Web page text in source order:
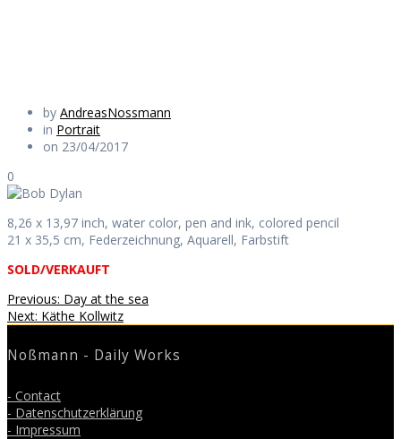
by AndreasNossmann
in Portrait
on 23/04/2017
0
8,26 x 13,97 inch, water color, pen and ink, colored pencil
21 x 35,5 cm, Federzeichnung, Aquarell, Farbstift
SOLD/VERKAUFT
Beitragsnavigation
Previous: Previous
post:
Day at the sea
Next: Next
Käthe Kollwitz
Noßmann - Daily Works
- Contact
- Datenschutzerklärung
- Impressum